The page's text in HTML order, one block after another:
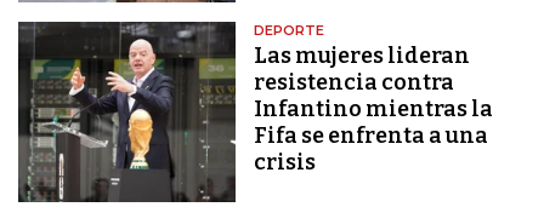
DEPORTE
Las mujeres lideran
resistencia contra
Infantino mientras la
Fifa se enfrenta a una
crisis